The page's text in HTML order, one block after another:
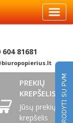
604 81681
PREKIŲ
KREPŠELIS
Jūsų prekių
krepšelis